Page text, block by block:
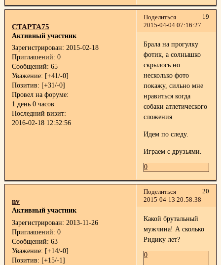
Поделиться
19
2015-04-04 07:16:27
СТАРТА75
Активный участник
Зарегистрирован: 2015-02-18
Приглашений: 0
Сообщений: 65
Уважение: [+41/-0]
Позитив: [+31/-0]
Провел на форуме:
1 день 0 часов
Последний визит:
2016-02-18 12:52:56
Брала на прогулку
фотик, а солнышко
скрылось но
несколько фото
покажу, сильно мне
нравиться когда
собаки атлетического
сложения
Идем по следу.
Играем с друзьями.
0
Поделиться
20
2015-04-13 20:58:38
nv
Активный участник
Зарегистрирован: 2013-11-26
Приглашений: 0
Сообщений: 63
Уважение: [+14/-0]
Позитив: [+15/-1]
Какой брутальный
мужчина! А сколько
Ридику лет?
0